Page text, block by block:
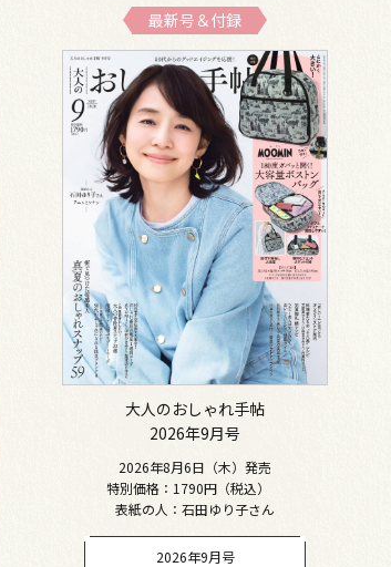
最新号＆付録
大人のおしゃれ手帖
2026年9月号
2026年8月6日（木）発売
特別価格：1790円（税込）
表紙の人：石田ゆり子さん
2026年9月号